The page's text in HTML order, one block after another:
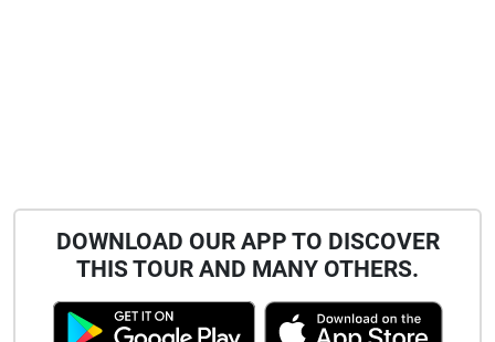
DOWNLOAD OUR APP TO DISCOVER
THIS TOUR AND MANY OTHERS.